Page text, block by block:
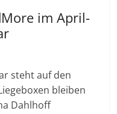
im April-
steht auf den
bleiben
Dahlhoff